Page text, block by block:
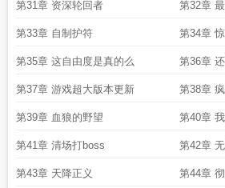
第31章 资深轮回者 第32章
第33章 自制护符 第34章
第35章 这自由度是真的么 第36章
第37章 游戏超大版本更新 第38章
第39章 血狼的野望 第40章
第41章 清场打boss 第42章
第43章 天降正义 第44章